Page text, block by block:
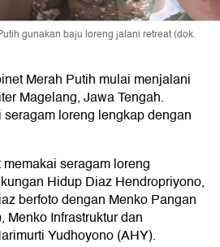
gunakan baju loreng jalani retreat (dok.
Merah Putih mulai menjalani
Magelang, Jawa Tengah.
loreng lengkap dengan
seragam loreng
Hidup Diaz Hendropriyono,
berfoto dengan Menko Pangan
Infrastruktur dan
Yudhoyono (AHY).